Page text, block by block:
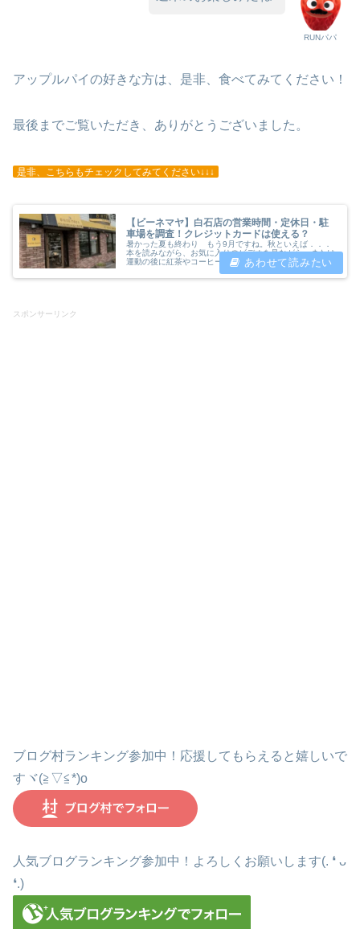
RUNパパ
アップルパイの好きな方は、是非、食べてみてください！
最後までご覧いただき、ありがとうございました。
是非、こちらもチェックしてみてください↓↓↓
【ビーネマヤ】白石店の営業時間・定休日・駐
車場を調査！クレジットカードは使える？
暑かった夏も終わり もう9月ですね。秋といえば．．．
本を読みながら、お気に入りのビデオを見ながら、または
運動の後に紅茶やコーヒーと一緒にお洒落で可愛いお菓子
はいかがでしょうか？今回は、札幌市白石区の水源地通り
沿いにあるスイス・ドイツ菓子工房...
スポンサーリンク
ブログ村ランキング参加中！応援してもらえると嬉しいで
すヾ(≧▽≦*)o
人気ブログランキング参加中！よろしくお願いします(. ❛ ᴗ
❛.)